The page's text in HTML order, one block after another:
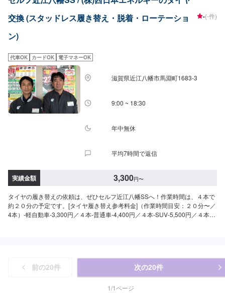
交換 (スタッドレス履き替え・脱着・ローテーショ
ン)
-(-件)
代車OK カードOK 電子マネーOK
滋賀県近江八幡市馬淵町1683-3
9:00 ~ 18:30
年中無休
平均7時間で返信
実績金額 3,300円〜
タイヤの履き替えの依頼は、ぜひセルフ近江八幡SSへ！作業時間は、４本で
約２０分の予定です。[タイヤ履き替え参考料金]（作業時間目安：２０分〜／
4本）-軽自動車-3,300円／４本-普通車-4,400円／４本-SUV-5,500円／４本※
前の20件 次の20件
1/1ページ